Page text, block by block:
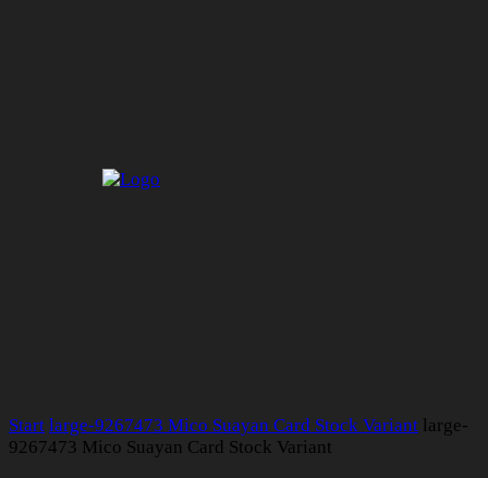
Start large-9267473 Mico Suayan Card Stock Variant large-
9267473 Mico Suayan Card Stock Variant